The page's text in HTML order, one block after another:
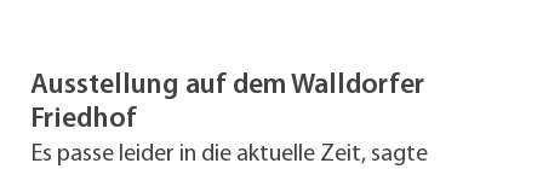
Ausstellung auf dem Walldorfer
Friedhof
Es passe leider in die aktuelle Zeit, sagte